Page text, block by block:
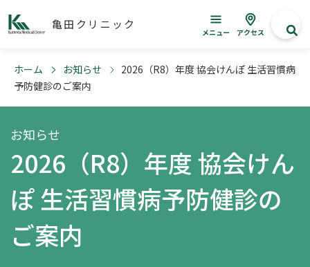
亀田クリニック
メニュー アクセス
ホーム お知らせ
2026（R8）年度 協会けんぽ 生活習慣病
予防健診のご案内
お知らせ
2026（R8）年度 協会けん
ぽ 生活習慣病予防健診の
ご案内